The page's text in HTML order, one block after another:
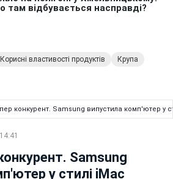
Корисні властивості продуктів
Крупа
конкурент. Samsung випустила комп'ютер у
Samsung
у стилі iMac